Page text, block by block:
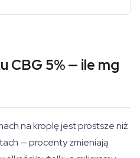
CBG 5% — ile mg
na kroplę jest prostsze niż
— procenty zmieniają